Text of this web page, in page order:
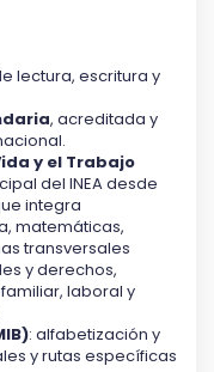
lectura, escritura y
, acreditada y
y el Trabajo
del INEA desde
integra
matemáticas,
transversales
y derechos,
laboral y
: alfabetización y
y rutas específicas